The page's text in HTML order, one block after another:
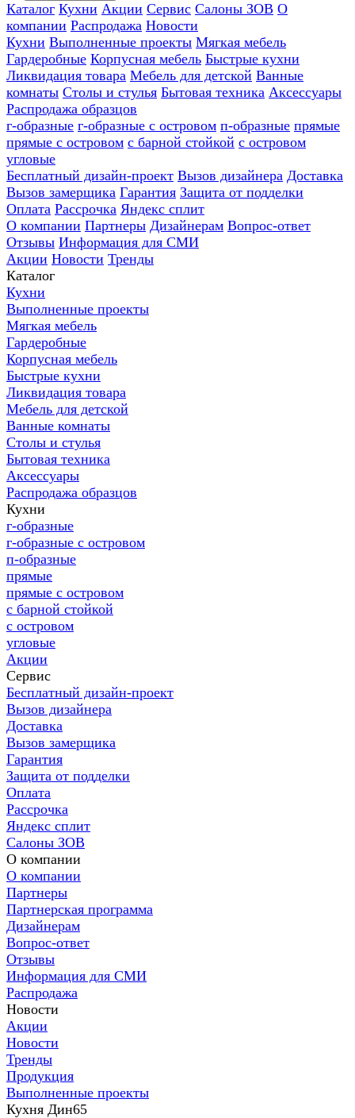
Каталог Кухни Акции Сервис Салоны ЗОВ О
компании Распродажа Новости
Кухни Выполненные проекты Мягкая мебель
Гардеробные Корпусная мебель Быстрые кухни
Ликвидация товара Мебель для детской Ванные
комнаты Столы и стулья Бытовая техника Аксессуары
Распродажа образцов
г-образные г-образные с островом п-образные прямые
прямые с островом с барной стойкой с островом
угловые
Бесплатный дизайн-проект Вызов дизайнера Доставка
Вызов замерщика Гарантия Защита от подделки
Оплата Рассрочка Яндекс сплит
О компании Партнеры Дизайнерам Вопрос-ответ
Отзывы Информация для СМИ
Акции Новости Тренды
Каталог
Кухни
Выполненные проекты
Мягкая мебель
Гардеробные
Корпусная мебель
Быстрые кухни
Ликвидация товара
Мебель для детской
Ванные комнаты
Столы и стулья
Бытовая техника
Аксессуары
Распродажа образцов
Кухни
г-образные
г-образные с островом
п-образные
прямые
прямые с островом
с барной стойкой
с островом
угловые
Акции
Сервис
Бесплатный дизайн-проект
Вызов дизайнера
Доставка
Вызов замерщика
Гарантия
Защита от подделки
Оплата
Рассрочка
Яндекс сплит
Салоны ЗОВ
О компании
О компании
Партнеры
Партнерская программа
Дизайнерам
Вопрос-ответ
Отзывы
Информация для СМИ
Распродажа
Новости
Акции
Новости
Тренды
Продукция
Выполненные проекты
Кухня Дин65